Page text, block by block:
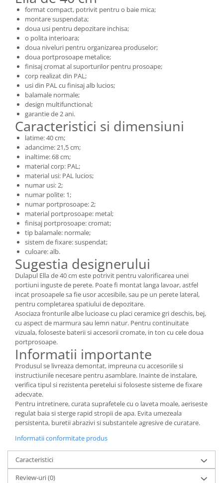
format compact, potrivit pentru o baie mica;
montare suspendata;
doua usi pentru depozitare inchisa;
o polita interioara;
doua niveluri pentru organizarea produselor;
doua portprosoape metalice;
finisaj cromat al suporturilor pentru prosoape;
corp realizat din PAL;
usi din PAL cu finisaj alb lucios;
balamale normale;
design multifunctional;
garantie de 2 ani.
Caracteristici si dimensiuni
latime: 40 cm;
adancime: 21,5 cm;
inaltime: 68 cm;
material corp: PAL;
material usi: PAL lucios;
numar usi: 2;
numar polite: 1;
numar portprosoape: 2;
material portprosoape: metal;
finisaj portprosoape: cromat;
tip balamale: normale;
sistem de fixare: suspendat;
culoare: alb.
Sugestia designerului
Dulapul Ella de 40 cm este potrivit pentru valorificarea unei
portiuni inguste de perete. Poate fi montat langa lavoar, astfel
incat prosoapele sa fie usor accesibile, sau pe un perete lateral,
pentru completarea spatiului de depozitare.
Asociaza fronturile albe lucioase cu placi ceramice gri deschis, bej,
cu aspect de marmura sau lemn natur. Pentru continuitate
vizuala, foloseste baterii si accesorii cromate, in ton cu cele doua
portprosoape.
Informatii importante
Produsul se livreaza demontat, impreuna cu accesoriile si
instructiunile necesare pentru asamblare. Inainte de instalare,
verifica tipul si rezistenta peretelui si foloseste sisteme de fixare
adecvate.
Pentru intretinere, curata suprafetele cu o laveta moale, aeriseste
regulat baia si sterge rapid stropii de apa. Evita umezeala
persistenta, buretii abrazivi si substantele agresive de curatare.
Informatii conformitate produs
Caracteristici
Review-uri(0)